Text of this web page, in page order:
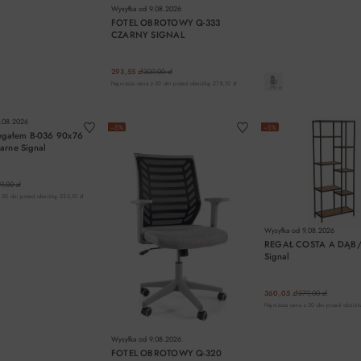
Wysyłka od 9.08.2026
FOTEL OBROTOWY Q-333
CZARNY SIGNAL
293,55 zł309,00 zł
Najniższa cena z 30 dni przed obniżką: 278,10 zł
B-036 90x76
Signal
zł
30 dni przed obniżką: 233,10 zł
−5%
Wysyłka od 9.08.2026
FOTEL OBROTOWY Q-320
−5%
Wysyłka od 9.08.2026
REGAŁ COSTA A
Signal
360,05 zł379,00 zł
Najniższa cena z 30 dni przed